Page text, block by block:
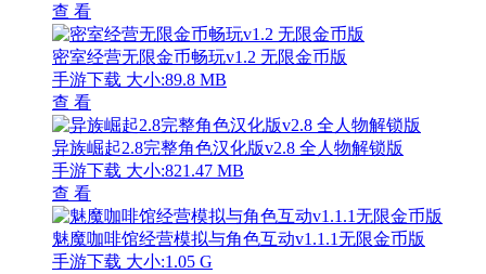
查 看
密室经营无限金币畅玩v1.2 无限金币版
手游下载 大小:89.8 MB
查 看
异族崛起2.8完整角色汉化版v2.8 全人物解锁版
手游下载 大小:821.47 MB
查 看
魅魔咖啡馆经营模拟与角色互动v1.1.1无限金币版
手游下载 大小:1.05 G